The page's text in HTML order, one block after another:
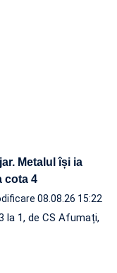
Metalul își ia
cota 4
08.08.26 15:22
la 1, de CS Afumați,